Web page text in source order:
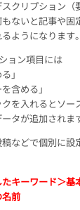
クリプション（
ないと記事や固
ようになります。
ョン項目には
」
含める」
を入れるとソ
タが追加されま
などで個別に設
キーワード＞基
前